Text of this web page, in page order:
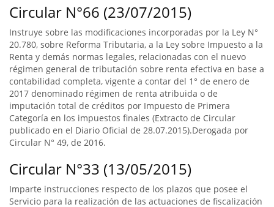
Circular N°66 (23/07/2015)
Instruye sobre las modificaciones incorporadas por la Ley N°
20.780, sobre Reforma Tributaria, a la Ley sobre Impuesto a la
Renta y demás normas legales, relacionadas con el nuevo
régimen general de tributación sobre renta efectiva en base a
contabilidad completa, vigente a contar del 1° de enero de
2017 denominado régimen de renta atribuida o de
imputación total de créditos por Impuesto de Primera
Categoría en los impuestos finales (Extracto de Circular
publicado en el Diario Oficial de 28.07.2015).Derogada por
Circular N° 49, de 2016.
Circular N°33 (13/05/2015)
Imparte instrucciones respecto de los plazos que posee el
Servicio para la realización de las actuaciones de fiscalización